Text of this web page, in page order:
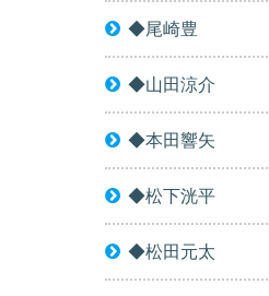
◆尾崎豊
◆山田涼介
◆本田響矢
◆松下洸平
◆松田元太